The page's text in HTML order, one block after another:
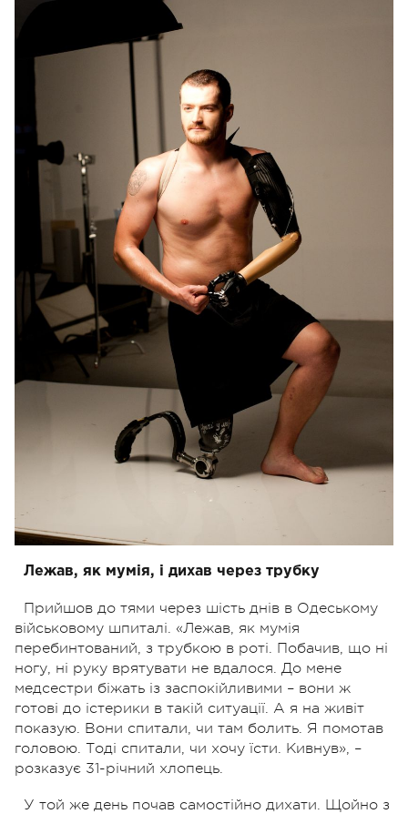
Лежав, як мумія, і дихав через трубку
Прийшов до тями через шість днів в Одеському
військовому шпиталі. «Лежав, як мумія
перебинтований, з трубкою в роті. Побачив, що ні
ногу, ні руку врятувати не вдалося. До мене
медсестри біжать із заспокійливими – вони ж
готові до істерики в такій ситуації. А я на живіт
показую. Вони спитали, чи там болить. Я помотав
головою. Тоді спитали, чи хочу їсти. Кивнув», –
розказує 31-річний хлопець.
У той же день почав самостійно дихати. Щойно з